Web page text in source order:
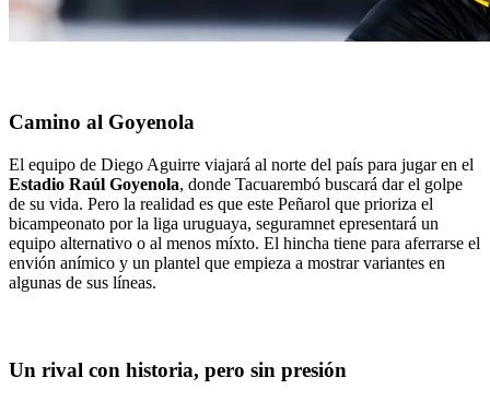
Camino al Goyenola
El equipo de Diego Aguirre viajará al norte del país para jugar en el
Estadio Raúl Goyenola, donde Tacuarembó buscará dar el golpe
de su vida. Pero la realidad es que este Peñarol que prioriza el
bicampeonato por la liga uruguaya, seguramnet epresentará un
equipo alternativo o al menos míxto. El hincha tiene para aferrarse el
envión anímico y un plantel que empieza a mostrar variantes en
algunas de sus líneas.
Un rival con historia, pero sin presión